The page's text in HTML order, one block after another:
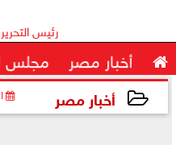
رئيس التحرير
 أخبار مصر مجلس
أخبار مصر